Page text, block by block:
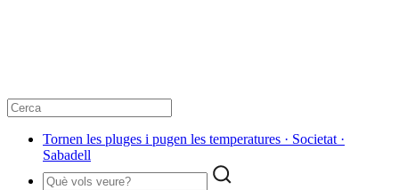
Tornen les pluges i pugen les temperatures · Societat ·
Sabadell